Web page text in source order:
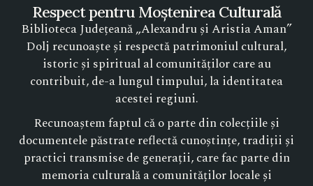
Respect pentru Moștenirea Culturală
Biblioteca Județeană „Alexandru și Aristia Aman”
Dolj recunoaște și respectă patrimoniul cultural,
istoric și spiritual al comunităților care au
contribuit, de-a lungul timpului, la identitatea
acestei regiuni.
Recunoaștem faptul că o parte din colecțiile și
documentele păstrate reflectă cunoștințe, tradiții și
practici transmise de generații, care fac parte din
memoria culturală a comunităților locale și